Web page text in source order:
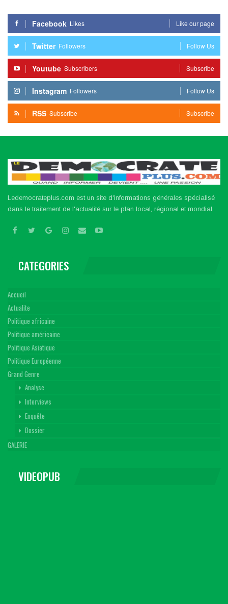
Facebook Likes Like our page
Twitter Followers Follow Us
Youtube Subscribers Subscribe
Instagram Followers Follow Us
RSS Subscribe Subscribe
Ledemocrateplus.com est un site d'informations générales spécialisé
dans le traitement de l'actualité sur le plan local, régional et mondial.
CATEGORIES
Accueil
Actualite
Politique africaine
Politique américaine
Politique Asiatique
Politique Européenne
Grand Genre
Analyse
Interviews
Enquête
Dossier
GALERIE
VIDEOPUB